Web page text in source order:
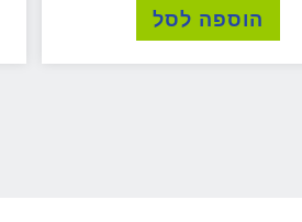
הוספה לסל